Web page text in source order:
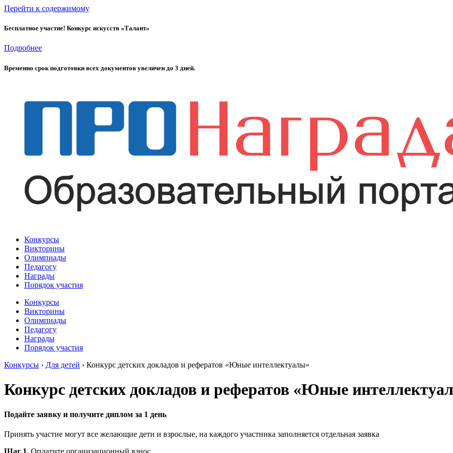
Перейти к содержимому
Бесплатное участие! Конкурс искусств «Талант»
Подробнее
Временно cрок подготовки всех документов увеличен до 3 дней.
Конкурсы
Викторины
Олимпиады
Педагогу
Награды
Порядок участия
Конкурсы
Викторины
Олимпиады
Педагогу
Награды
Порядок участия
Конкурсы › Для детей › Конкурс детских докладов и рефератов «Юные интеллектуалы»
Конкурс детских докладов и рефератов «Юные
Подайте заявку и получите диплом за 1 день
Принять участие могут все желающие дети и взрослые, на каждого участника заполняется отдельная заявка
Шаг 1. Оплатите организационный взнос